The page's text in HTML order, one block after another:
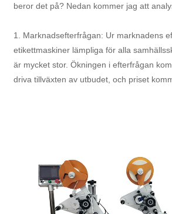
beror det på? Nedan kommer jag att
1. Marknadsefterfrågan: Ur marknadens
etikettmaskiner lämpliga för alla
är mycket stor. Ökningen i efterfrågan
driva tillväxten av utbudet, och priset